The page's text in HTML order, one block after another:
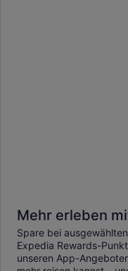
Mehr erleben
Spare bei
Expedia Rewards-
unseren App-